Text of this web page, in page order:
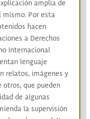
étnicos|
amplia de
mismo. Por esta
hacen
a Derechos
Internacional
lenguaje
relatos, imágenes y
que pueden
de algunas
la supervisión